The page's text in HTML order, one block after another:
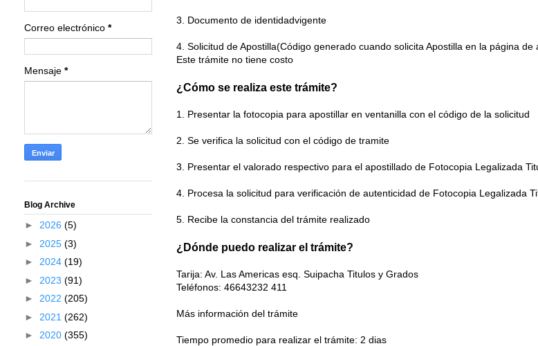
3. Documento de identidadvigente
4. Solicitud de Apostilla(Código generado cuando solicita Apostilla en la página de
Este trámite no tiene costo
¿Cómo se realiza este trámite?
1. Presentar la fotocopia para apostillar en ventanilla con el código de la solicitud
2. Se verifica la solicitud con el código de tramite
3. Presentar el valorado respectivo para el apostillado de Fotocopia Legalizada
4. Procesa la solicitud para verificación de autenticidad de Fotocopia Legalizada
5. Recibe la constancia del trámite realizado
¿Dónde puedo realizar el trámite?
Tarija: Av. Las Americas esq. Suipacha Titulos y Grados
Teléfonos: 46643232 411
Más información del trámite
Tiempo promedio para realizar el trámite: 2 dias
Correo electrónico *
Mensaje *
Blog Archive
► 2026 (5)
► 2025 (3)
► 2024 (19)
► 2023 (91)
► 2022 (205)
► 2021 (262)
► 2020 (355)